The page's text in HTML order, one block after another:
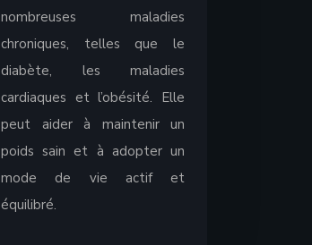
nombreuses maladies
chroniques, telles que le
diabète, les maladies
cardiaques et l’obésité. Elle
peut aider à maintenir un
poids sain et à adopter un
mode de vie actif et
équilibré.